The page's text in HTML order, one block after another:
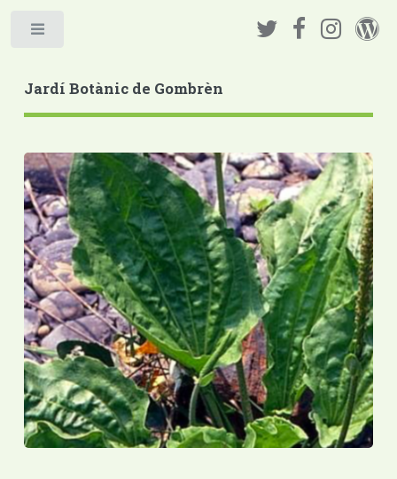
Jardí Botànic de Gombrèn